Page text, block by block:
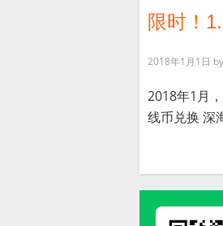
限时！
2018年1月1日 by
2018年1月
线币兑换 深